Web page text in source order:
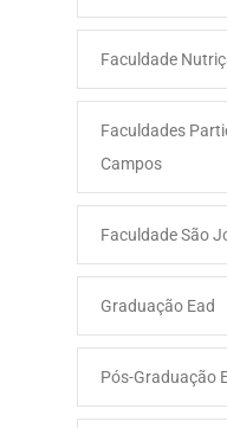
Faculdade
Faculdades
Campos
Faculdade São
Graduação Ead
Pós-Graduação